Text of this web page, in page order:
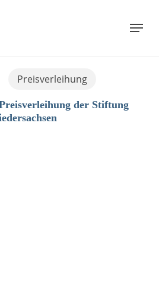
Menu
Preisverleihung
der Stiftung